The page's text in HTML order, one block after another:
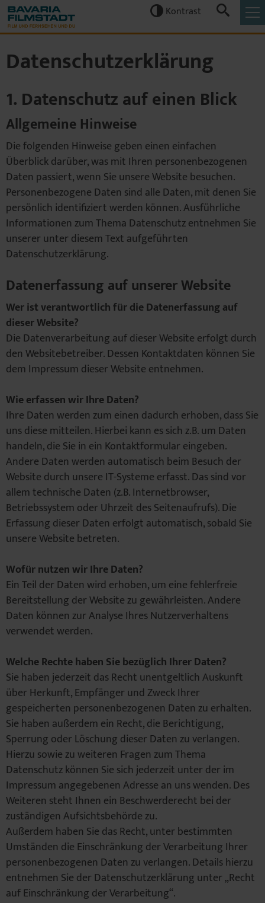
 Kontrast 
Datenschutzerklärung
1. Datenschutz auf einen Blick
Allgemeine Hinweise
Die folgenden Hinweise geben einen einfachen
Überblick darüber, was mit Ihren personenbezogenen
Daten passiert, wenn Sie unsere Website besuchen.
Personenbezogene Daten sind alle Daten, mit denen Sie
persönlich identifiziert werden können. Ausführliche
Informationen zum Thema Datenschutz entnehmen Sie
unserer unter diesem Text aufgeführten
Datenschutzerklärung.
Datenerfassung auf unserer Website
Wer ist verantwortlich für die Datenerfassung auf
dieser Website?
Die Datenverarbeitung auf dieser Website erfolgt durch
den Websitebetreiber. Dessen Kontaktdaten können Sie
dem Impressum dieser Website entnehmen.
Wie erfassen wir Ihre Daten?
Ihre Daten werden zum einen dadurch erhoben, dass Sie
uns diese mitteilen. Hierbei kann es sich z.B. um Daten
handeln, die Sie in ein Kontaktformular eingeben.
Andere Daten werden automatisch beim Besuch der
Website durch unsere IT-Systeme erfasst. Das sind vor
allem technische Daten (z.B. Internetbrowser,
Betriebssystem oder Uhrzeit des Seitenaufrufs). Die
Erfassung dieser Daten erfolgt automatisch, sobald Sie
unsere Website betreten.
Wofür nutzen wir Ihre Daten?
Ein Teil der Daten wird erhoben, um eine fehlerfreie
Bereitstellung der Website zu gewährleisten. Andere
Daten können zur Analyse Ihres Nutzerverhaltens
verwendet werden.
Welche Rechte haben Sie bezüglich Ihrer Daten?
Sie haben jederzeit das Recht unentgeltlich Auskunft
über Herkunft, Empfänger und Zweck Ihrer
gespeicherten personenbezogenen Daten zu erhalten.
Sie haben außerdem ein Recht, die Berichtigung,
Sperrung oder Löschung dieser Daten zu verlangen.
Hierzu sowie zu weiteren Fragen zum Thema
Datenschutz können Sie sich jederzeit unter der im
Impressum angegebenen Adresse an uns wenden. Des
Weiteren steht Ihnen ein Beschwerderecht bei der
zuständigen Aufsichtsbehörde zu.
Außerdem haben Sie das Recht, unter bestimmten
Umständen die Einschränkung der Verarbeitung Ihrer
personenbezogenen Daten zu verlangen. Details hierzu
entnehmen Sie der Datenschutzerklärung unter „Recht
auf Einschränkung der Verarbeitung“.